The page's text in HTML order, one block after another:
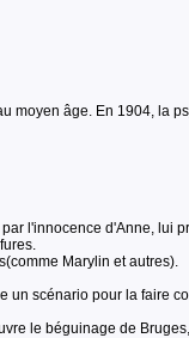
moyen âge. En 1904, la
l'innocence d'Anne, lui
Marylin et autres).
scénario pour la faire
le béguinage de